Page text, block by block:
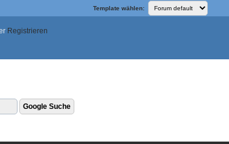
Template wählen:
Registrieren